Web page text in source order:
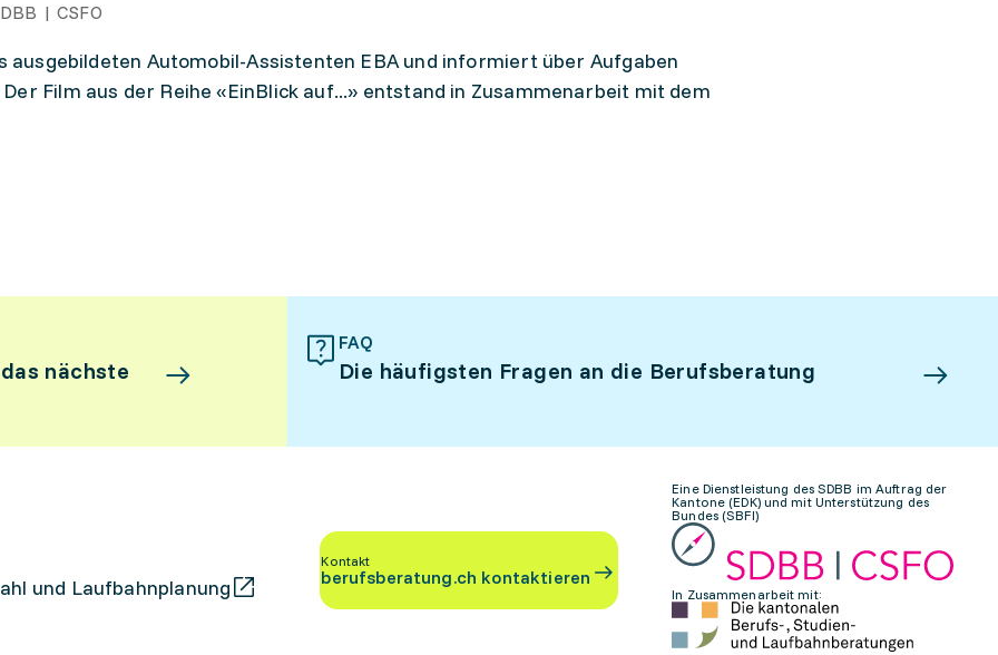
| CSFO
ausgebildeten Automobil-Assistenten EBA und informiert über Aufgaben
Film aus der Reihe «EinBlick auf...» entstand in Zusammenarbeit mit dem
nächste
FAQ
Die häufigsten Fragen an die Berufsberatung
und Laufbahnplanung
Kontakt
berufsberatung.ch kontaktieren
Eine Dienstleistung des SDBB im Auftrag der
Kantone (EDK) und mit Unterstützung des
Bundes (SBFI)
In Zusammenarbeit mit: